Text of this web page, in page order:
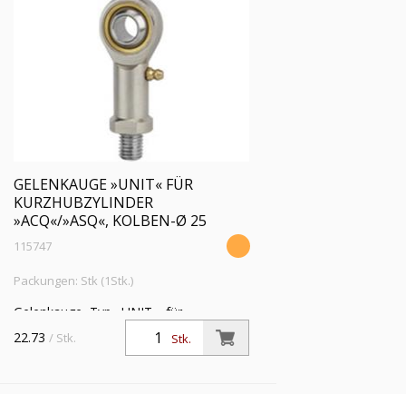
GELENKAUGE »UNIT« FÜR
KURZHUBZYLINDER
»ACQ«/»ASQ«, KOLBEN-Ø 25
115747
Packungen: Stk (1Stk.)
Gelenkauge, Typ »UNIT«, für
Kurzhubzylinder »ACQ« und »ASQ«,
Kolben-Ø 25, Kolbenstangengewinde
Stk.
22.73 / Stk.